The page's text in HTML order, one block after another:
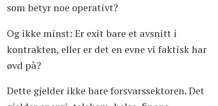
som betyr noe operativt?
Og ikke minst: Er exit bare et avsnitt i
kontrakten, eller er det en evne vi faktisk har
øvd på?
Dette gjelder ikke bare forsvarssektoren. Det